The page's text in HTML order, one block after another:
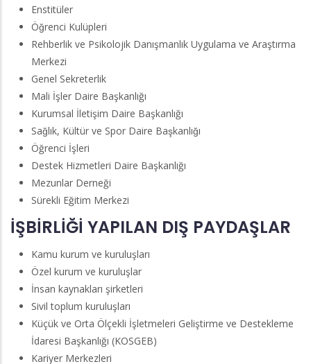
Enstitüler
Öğrenci Kulüpleri
Rehberlik ve Psikolojik Danışmanlık Uygulama ve Araştırma
Merkezi
Genel Sekreterlik
Mali İşler Daire Başkanlığı
Kurumsal İletişim Daire Başkanlığı
Sağlık, Kültür ve Spor Daire Başkanlığı
Öğrenci İşleri
Destek Hizmetleri Daire Başkanlığı
Mezunlar Derneği
Sürekli Eğitim Merkezi
İŞBİRLİĞİ YAPILAN DIŞ PAYDAŞLAR
Kamu kurum ve kuruluşları
Özel kurum ve kuruluşlar
İnsan kaynakları şirketleri
Sivil toplum kuruluşları
Küçük ve Orta Ölçekli İşletmeleri Geliştirme ve Destekleme
İdaresi Başkanlığı (KOSGEB)
Kariyer Merkezleri